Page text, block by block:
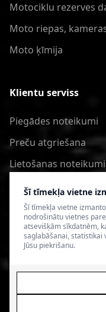
Šī tīmekļa vietne
Šī tīmekļa vietne
nodrošinātu vietnes
atsevišķām sīkdatnēm,
saglabāšanai, statistikai
Jūsu piekrišanu.
Motociklu rezerves
Moto riepas,
Moto ķīmija
Klientu serviss
Piegādes noteikumi
Preču atgriešana
Lietošanas noteikumi
Privātuma politika
© 2026 4SPEED.LV.